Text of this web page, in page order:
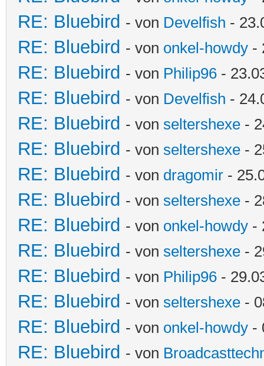
RE: Bluebird - von Develfish -
RE: Bluebird - von onkel-howdy -
RE: Bluebird - von Philip96 -
RE: Bluebird - von Develfish -
RE: Bluebird - von seltershexe -
RE: Bluebird - von seltershexe -
RE: Bluebird - von dragomir -
RE: Bluebird - von seltershexe -
RE: Bluebird - von onkel-howdy -
RE: Bluebird - von seltershexe -
RE: Bluebird - von Philip96 -
RE: Bluebird - von seltershexe -
RE: Bluebird - von onkel-howdy -
RE: Bluebird - von